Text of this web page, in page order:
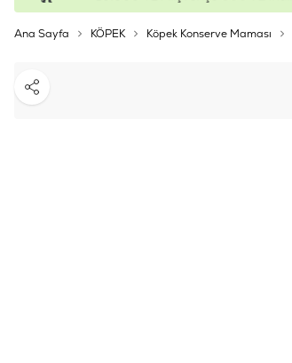
Ana Sayfa KÖPEK Köpek Konserve Maması
Paylaş